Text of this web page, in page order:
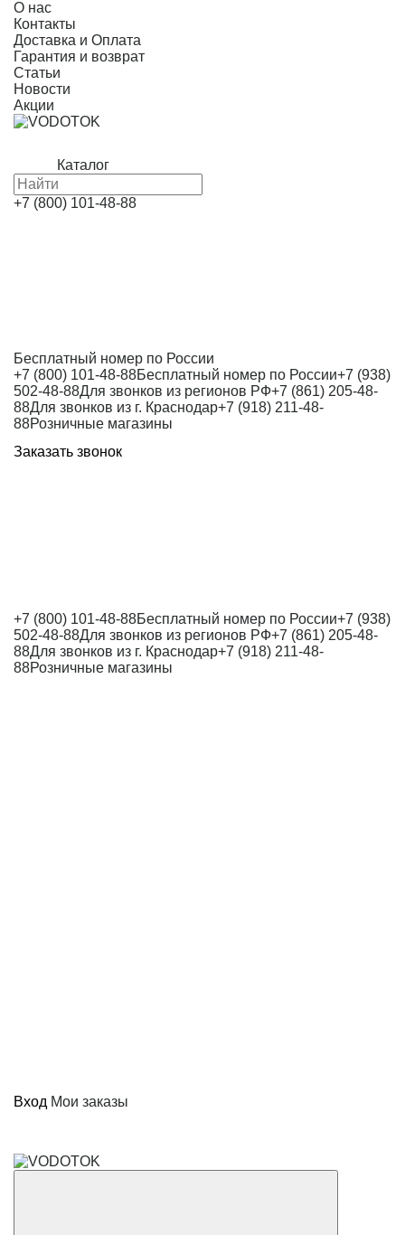
О нас
Контакты
Доставка и Оплата
Гарантия и возврат
Статьи
Новости
Акции
Каталог
+7 (800) 101-48-88
Бесплатный номер по России
+7 (800) 101-48-88Бесплатный номер по России+7 (938)
502-48-88Для звонков из регионов РФ+7 (861) 205-48-
88Для звонков из г. Краснодар+7 (918) 211-48-
88Розничные магазины
Заказать звонок
+7 (800) 101-48-88Бесплатный номер по России+7 (938)
502-48-88Для звонков из регионов РФ+7 (861) 205-48-
88Для звонков из г. Краснодар+7 (918) 211-48-
88Розничные магазины
Вход Мои заказы